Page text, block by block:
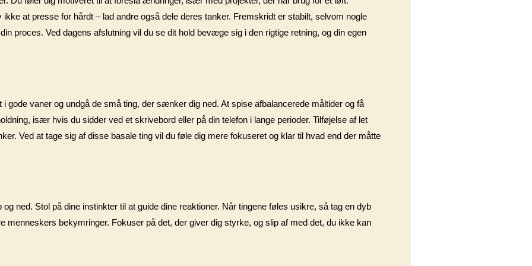
at presse for hårdt – lad andre også dele deres tanker. Fremskridt er stabilt, selvom nogle
proces. Ved dagens afslutning vil du se dit hold bevæge sig i den rigtige retning, og din egen
gode vaner og undgå de små ting, der sænker dig ned. At spise afbalancerede måltider og få
især hvis du sidder ved et skrivebord eller på din telefon i lange perioder. Tilføjelse af let
Ved at tage sig af disse basale ting vil du føle dig mere fokuseret og klar til hvad end der måtte
ned. Stol på dine instinkter til at guide dine reaktioner. Når tingene føles usikre, så tag en dyb
menneskers bekymringer. Fokuser på det, der giver dig styrke, og slip af med det, du ikke kan